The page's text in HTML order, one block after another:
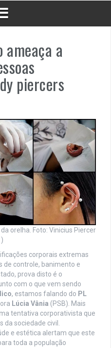
ameaça a
piercers
orelha. Foto: Vinicius Piercer
)
corporais extremas
de controle, banimento e
prova disto é o
com o que vem sendo
, estamos falando do PL
Lúcia Vânia (PSB). Mais
tentativa corporativista que
sociedade civil.
e estética alertam que este
toda a população